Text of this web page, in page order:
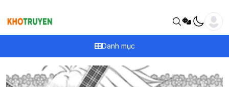
Danh mục